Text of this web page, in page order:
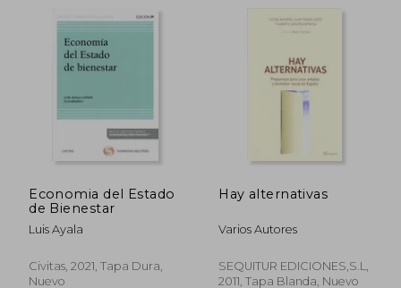
Economia del Estado
de Bienestar
Luis Ayala
Civitas, 2021, Tapa Dura,
Nuevo
Hay alternativas
Varios Autores
SEQUITUR EDICIONES,S.L,
2011, Tapa Blanda, Nuevo